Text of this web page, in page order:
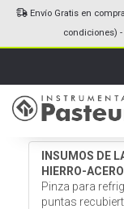
Envío Gratis en
condiciones)
INSUMOS DE
HIERRO-ACERO
Pinza para
puntas